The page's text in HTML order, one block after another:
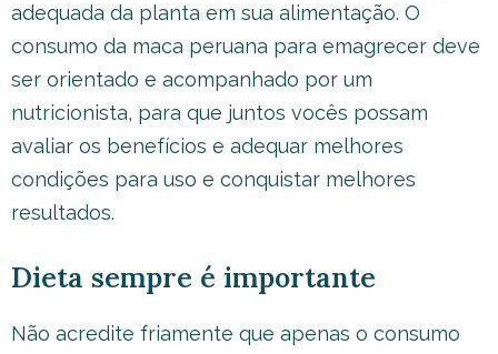
adequada da planta em sua alimentação. O
consumo da maca peruana para emagrecer deve
ser orientado e acompanhado por um
nutricionista, para que juntos vocês possam
avaliar os benefícios e adequar melhores
condições para uso e conquistar melhores
resultados.
Dieta sempre é importante
Não acredite friamente que apenas o consumo